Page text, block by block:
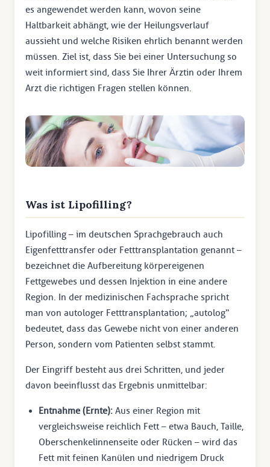
es angewendet werden kann, wovon seine
Haltbarkeit abhängt, wie der Heilungsverlauf
aussieht und welche Risiken ehrlich benannt werden
müssen. Ziel ist, dass Sie bei einer Untersuchung so
weit informiert sind, dass Sie Ihrer Ärztin oder Ihrem
Arzt die richtigen Fragen stellen können.
Was ist Lipofilling?
Lipofilling – im deutschen Sprachgebrauch auch
Eigenfetttransfer oder Fetttransplantation genannt –
bezeichnet die Aufbereitung körpereigenen
Fettgewebes und dessen Injektion in eine andere
Region. In der medizinischen Fachsprache spricht
man von autologer Fetttransplantation; „autolog“
bedeutet, dass das Gewebe nicht von einer anderen
Person, sondern vom Patienten selbst stammt.
Der Eingriff besteht aus drei Schritten, und jeder
davon beeinflusst das Ergebnis unmittelbar:
Entnahme (Ernte): Aus einer Region mit
vergleichsweise reichlich Fett – etwa Bauch, Taille,
Oberschenkelinnenseite oder Rücken – wird das
Fett mit feinen Kanülen und niedrigem Druck